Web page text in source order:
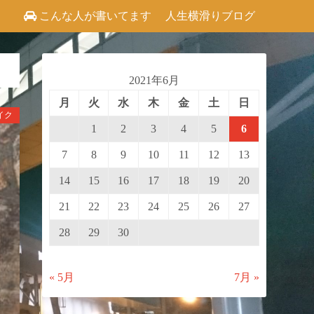
こんな人が書いてます 人生横滑りブログ
ク
2021年6月
月
火 水 木 金 土 日
1 2 3 4 5 6
7 8 9 10 11 12 13
14 15 16 17 18 19 20
21 22 23 24 25 26 27
28 29 30
« 5月 7月 »